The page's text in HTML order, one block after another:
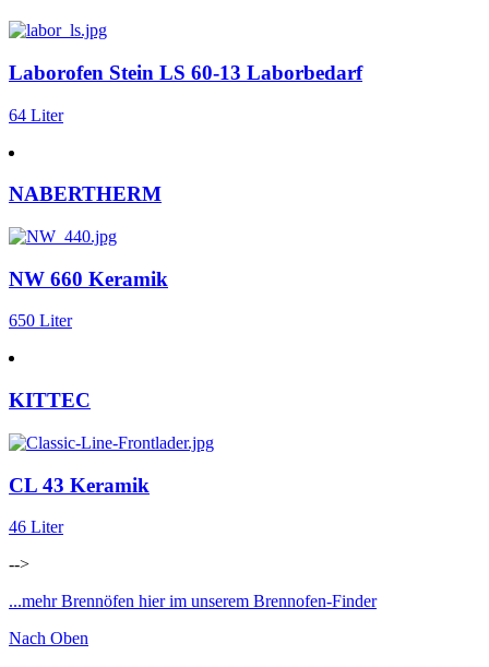
Laborofen Stein LS 60-13 Laborbedarf
64 Liter
NABERTHERM
NW 660 Keramik
650 Liter
KITTEC
CL 43 Keramik
46 Liter
-->
...mehr Brennöfen hier im unserem Brennofen-Finder
Nach Oben